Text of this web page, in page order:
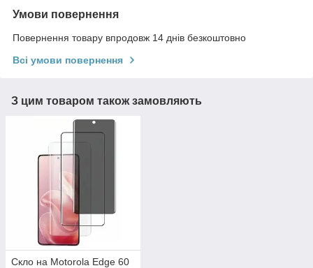
Умови повернення
Повернення товару впродовж 14 днів безкоштовно
Всі умови повернення
З цим товаром також замовляють
Скло на Motorola Edge 60